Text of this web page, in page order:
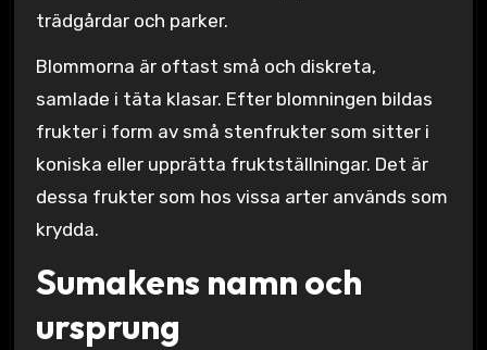
trädgårdar och parker.
Blommorna är oftast små och diskreta,
samlade i täta klasar. Efter blomningen bildas
frukter i form av små stenfrukter som sitter i
koniska eller upprätta fruktställningar. Det är
dessa frukter som hos vissa arter används som
krydda.
Sumakens namn och
ursprung